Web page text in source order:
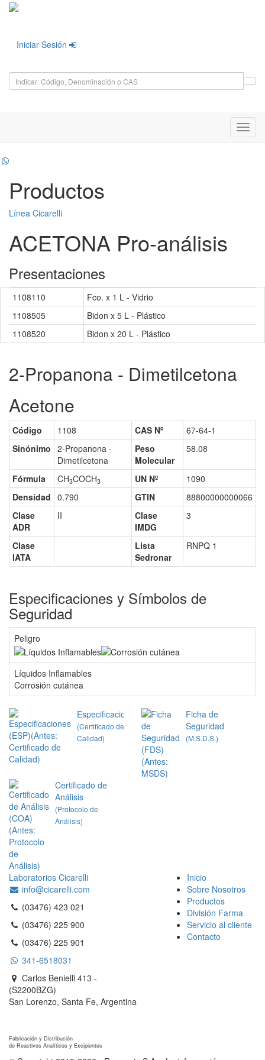
Iniciar Sesión
Productos
Línea Cicarelli
ACETONA Pro-análisis
Presentaciones
1108110
Fco. x 1 L - Vidrio
1108505
Bidon x 5 L - Plástico
1108520
Bidon x 20 L - Plástico
2-Propanona - Dimetilcetona
Acetone
Código 1108 CAS Nº
67-64-1
Sinónimo 2-Propanona -
Dimetilcetona
Peso
Molecular
58.08
Fórmula CH3COCH3 UN Nº
1090
Densidad 0.790 GTIN
88800000000066
Clase
ADR
II
Clase
IMDG
3
Clase
IATA
Lista
Sedronar
RNPQ 1
Especificaciones y Símbolos de
Seguridad
Peligro
Líquidos Inflamables
Corrosión cutánea
Especificaciones
(Certificado de
Calidad)
Ficha de
Seguridad
(M.S.D.S.)
Certificado de
Análisis
(Protocolo de
Análisis)
Laboratorios Cicarelli
info@cicarelli.com
(03476) 423 021
(03476) 225 900
(03476) 225 901
341-6518031
Carlos Benielli 413 -
(S2200BZG)
San Lorenzo, Santa Fe, Argentina
Inicio
Sobre Nosotros
Productos
División Farma
Servicio al cliente
Contacto
Fabricación y Distribución
de Reactivos Analíticos y Excipientes